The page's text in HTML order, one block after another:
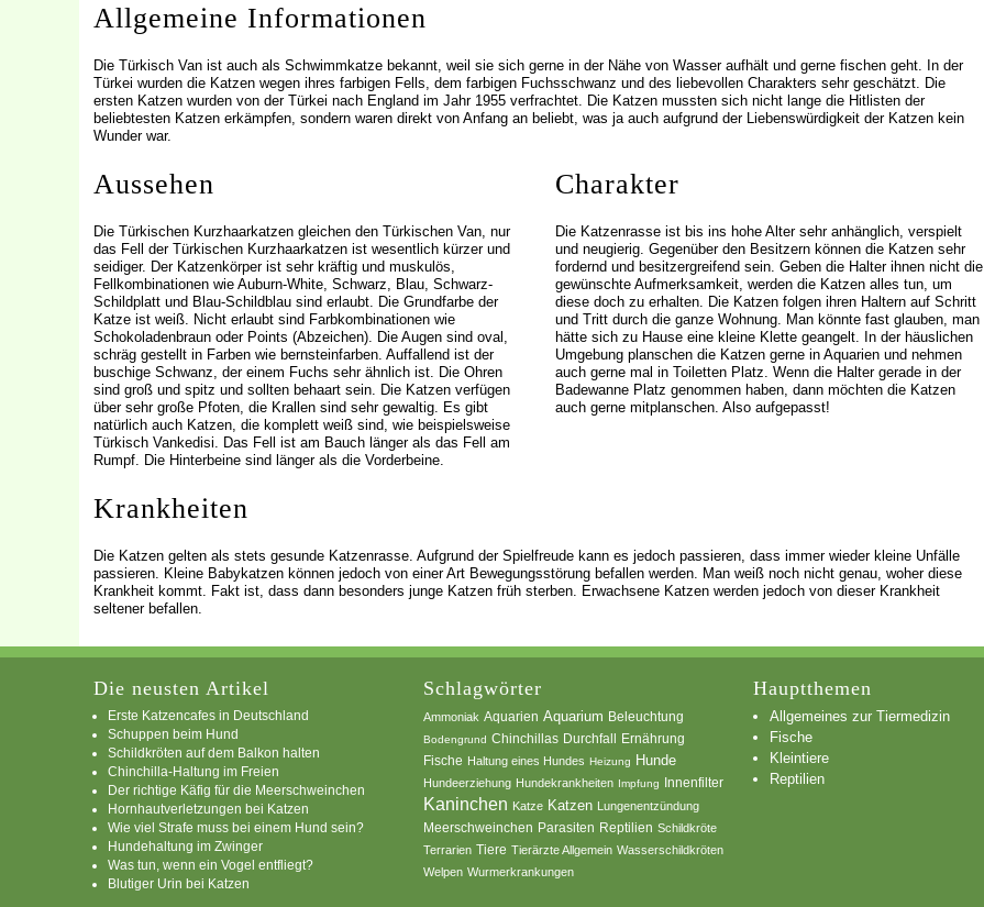
Allgemeine Informationen
Die Türkisch Van ist auch als Schwimmkatze bekannt, weil sie sich gerne in der Nähe von Wasser aufhält und gerne fischen geht. In der
Türkei wurden die Katzen wegen ihres farbigen Fells, dem farbigen Fuchsschwanz und des liebevollen Charakters sehr geschätzt. Die
ersten Katzen wurden von der Türkei nach England im Jahr 1955 verfrachtet. Die Katzen mussten sich nicht lange die Hitlisten der
beliebtesten Katzen erkämpfen, sondern waren direkt von Anfang an beliebt, was ja auch aufgrund der Liebenswürdigkeit der Katzen kein
Wunder war.
Aussehen
Die Türkischen Kurzhaarkatzen gleichen den Türkischen Van, nur
das Fell der Türkischen Kurzhaarkatzen ist wesentlich kürzer und
seidiger. Der Katzenkörper ist sehr kräftig und muskulös,
Fellkombinationen wie Auburn-White, Schwarz, Blau, Schwarz-
Schildplatt und Blau-Schildblau sind erlaubt. Die Grundfarbe der
Katze ist weiß. Nicht erlaubt sind Farbkombinationen wie
Schokoladenbraun oder Points (Abzeichen). Die Augen sind oval,
schräg gestellt in Farben wie bernsteinfarben. Auffallend ist der
buschige Schwanz, der einem Fuchs sehr ähnlich ist. Die Ohren
sind groß und spitz und sollten behaart sein. Die Katzen verfügen
über sehr große Pfoten, die Krallen sind sehr gewaltig. Es gibt
natürlich auch Katzen, die komplett weiß sind, wie beispielsweise
Türkisch Vankedisi. Das Fell ist am Bauch länger als das Fell am
Rumpf. Die Hinterbeine sind länger als die Vorderbeine.
Charakter
Die Katzenrasse ist bis ins hohe Alter sehr anhänglich, verspielt
und neugierig. Gegenüber den Besitzern können die Katzen sehr
fordernd und besitzergreifend sein. Geben die Halter ihnen nicht die
gewünschte Aufmerksamkeit, werden die Katzen alles tun, um
diese doch zu erhalten. Die Katzen folgen ihren Haltern auf Schritt
und Tritt durch die ganze Wohnung. Man könnte fast glauben, man
hätte sich zu Hause eine kleine Klette geangelt. In der häuslichen
Umgebung planschen die Katzen gerne in Aquarien und nehmen
auch gerne mal in Toiletten Platz. Wenn die Halter gerade in der
Badewanne Platz genommen haben, dann möchten die Katzen
auch gerne mitplanschen. Also aufgepasst!
Krankheiten
Die Katzen gelten als stets gesunde Katzenrasse. Aufgrund der Spielfreude kann es jedoch passieren, dass immer wieder kleine Unfälle
passieren. Kleine Babykatzen können jedoch von einer Art Bewegungsstörung befallen werden. Man weiß noch nicht genau, woher diese
Krankheit kommt. Fakt ist, dass dann besonders junge Katzen früh sterben. Erwachsene Katzen werden jedoch von dieser Krankheit
seltener befallen.
Die neusten Artikel
Erste Katzencafes in Deutschland
Schuppen beim Hund
Schildkröten auf dem Balkon halten
Chinchilla-Haltung im Freien
Der richtige Käfig für die Meerschweinchen
Hornhautverletzungen bei Katzen
Wie viel Strafe muss bei einem Hund sein?
Hundehaltung im Zwinger
Was tun, wenn ein Vogel entfliegt?
Blutiger Urin bei Katzen
Schlagwörter
Ammoniak Aquarien Aquarium Beleuchtung
Bodengrund Chinchillas Durchfall Ernährung
Fische Haltung eines Hundes Heizung Hunde
Hundeerziehung Hundekrankheiten Impfung Innenfilter
Kaninchen Katze Katzen Lungenentzündung
Meerschweinchen Parasiten Reptilien Schildkröte
Terrarien Tiere Tierärzte Allgemein Wasserschildkröten
Welpen Wurmerkrankungen
Hauptthemen
Allgemeines zur Tiermedizin
Fische
Kleintiere
Reptilien